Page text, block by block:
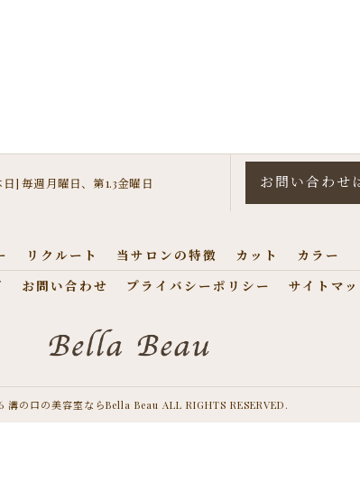
] 毎週月曜日、第1.3金曜日 お問い合わせ
リクルート 当サロンの特徴 カット カラー
お問い合わせ プライバシーポリシー サイトマ
溝の口の美容室ならBella Beau ALL RIGHTS RESERVED.